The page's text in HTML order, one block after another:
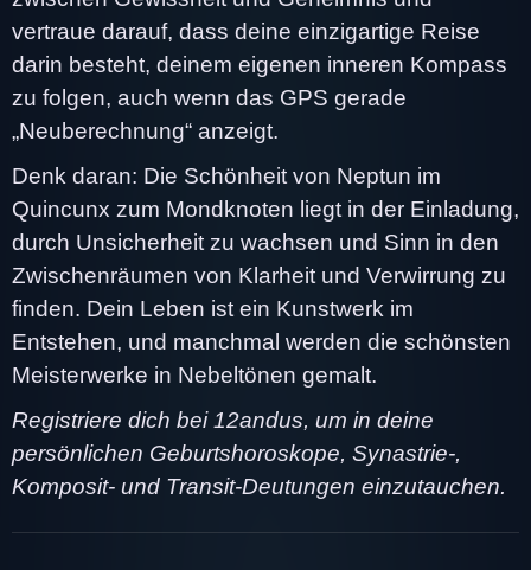
vertraue darauf, dass deine einzigartige Reise
darin besteht, deinem eigenen inneren Kompass
zu folgen, auch wenn das GPS gerade
„Neuberechnung“ anzeigt.
Denk daran: Die Schönheit von Neptun im
Quincunx zum Mondknoten liegt in der Einladung,
durch Unsicherheit zu wachsen und Sinn in den
Zwischenräumen von Klarheit und Verwirrung zu
finden. Dein Leben ist ein Kunstwerk im
Entstehen, und manchmal werden die schönsten
Meisterwerke in Nebeltönen gemalt.
Registriere dich bei 12andus, um in deine
persönlichen Geburtshoroskope, Synastrie-,
Komposit- und Transit-Deutungen einzutauchen.